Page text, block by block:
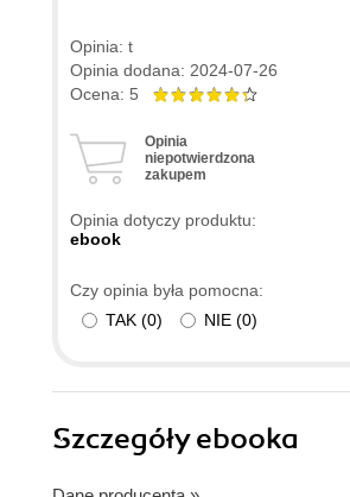
Opinia: t
Opinia dodana: 2024-07-26
Ocena: 5
Opinia
niepotwierdzona
zakupem
Opinia dotyczy produktu:
ebook
Czy opinia była pomocna:
TAK (0) NIE (0)
Szczegółyebooka